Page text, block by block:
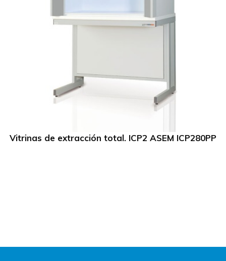
Vitrinas de extracción total. ICP2 ASEM ICP280PP